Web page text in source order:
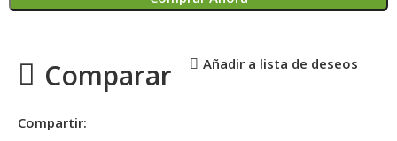
Comparar Añadir a lista de deseos
Compartir: